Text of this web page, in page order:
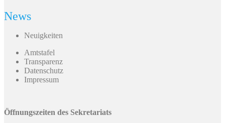
News
Neuigkeiten
Amtstafel
Transparenz
Datenschutz
Impressum
Öffnungszeiten des Sekretariats